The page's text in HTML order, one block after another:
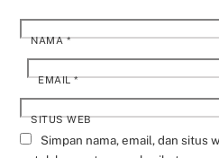
NAMA*
EMAIL*
SITUS WEB
Simpan nama, email, dan situs